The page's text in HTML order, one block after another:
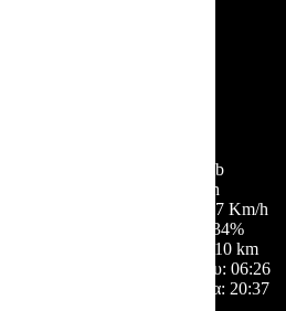
1012 mb
3 Km/h
7 Km/h
34%
10 km
Ανατολή ηλίου: 06:26
Ηλιοβασίλεμα: 20:37